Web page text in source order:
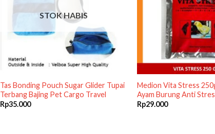
STOK HABIS
Tas Bonding Pouch Sugar Glider Tupai
Terbang Bajing Pet Cargo Travel
Rp35.000
Medion Vita Stress
Ayam Burung Anti
Rp29.000